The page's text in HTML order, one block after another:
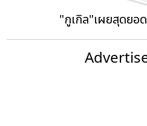
"กูเกิล"เผยสุดยอ